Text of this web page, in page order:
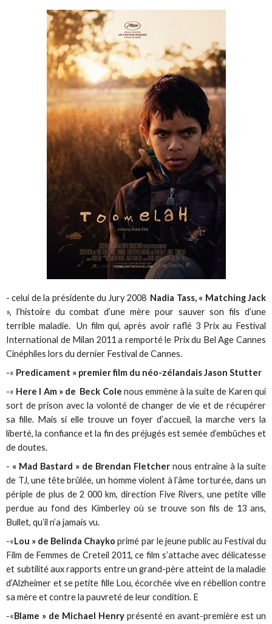
- celui de la présidente du Jury 2008 Nadia Tass, « Matching Jack
», l’histoire du combat d’une mère pour sauver son fils d’une
terrible maladie. Un film qui, après avoir raflé 3 Prix au Festival
International de Milan 2011 a remporté le Prix du Bel Age Cannes
Cinéphiles lors du dernier Festival de Cannes.
-« Predicament » premier film du néo-zélandais Jason Stutter
-« Here I Am » de Beck Cole nous emmène à la suite de Karen qui
sort de prison avec la volonté de changer de vie et de récupérer
sa fille. Mais si elle trouve un foyer d’accueil, la marche vers la
liberté, la confiance et la fin des préjugés est semée d’embûches et
de doutes.
- « Mad Bastard » de Brendan Fletchernous entraîne à la suite
de TJ, une tête brûlée, un homme violent à l’âme torturée, dans un
périple de plus de 2 000 km, direction Five Rivers, une petite ville
perdue au fond des Kimberley où se trouve son fils de 13 ans,
Bullet, qu’il n’a jamais vu.
-«Lou » de Belinda Chayko primé par le jeune public au Festival du
Film de Femmes de Creteil 2011, ce film s’attache avec délicatesse
et subtilité aux rapports entre un grand-père atteint de la maladie
d’Alzheimer et se petite fille Lou, écorchée vive en rébellion contre
sa mère et contre la pauvreté de leur condition. E
-«Blame » de Michael Henry présenté en avant-première est un